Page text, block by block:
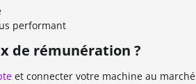
performant
de rémunération ?
et connecter votre machine au marché